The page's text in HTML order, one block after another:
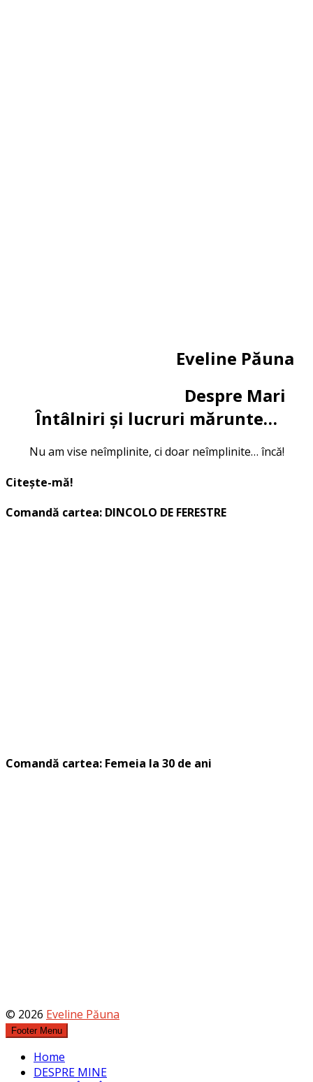
Eveline Păuna
Despre Mari
Întâlniri și lucruri mărunte…
Nu am vise neîmplinite, ci doar neîmplinite… încă!
Citește-mă!
Comandă cartea: DINCOLO DE FERESTRE
Comandă cartea: Femeia la 30 de ani
© 2026 Eveline Păuna
Footer Menu
Home
DESPRE MINE